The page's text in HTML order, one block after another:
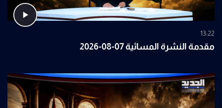
13:22
مقدمة النشرة المسائية 07-08-2026